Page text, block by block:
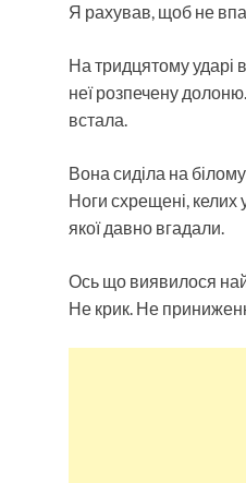
Я рахував, щоб не
На тридцятому ударі
неї розпечену
встала.
Вона сиділа на
Ноги схрещені, келих
якої давно вгадали.
Ось що виявилося
Не крик. Не